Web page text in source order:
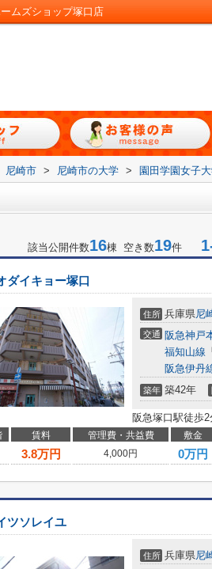
ムズショップ塚口店
尼崎市 > 尼崎市の大学 > 園田学園女子
該当公開件数16棟 空き数19件
ダイキョー塚口
住所 兵庫県尼
交通 阪急神戸
福知山線 「
阪急伊丹
築年 築42年
阪急塚口駅徒歩2
賃料 管理費・共益費 敷金
3.8万円 4,000円 0万円
ツソレイユ
住所 兵庫県尼